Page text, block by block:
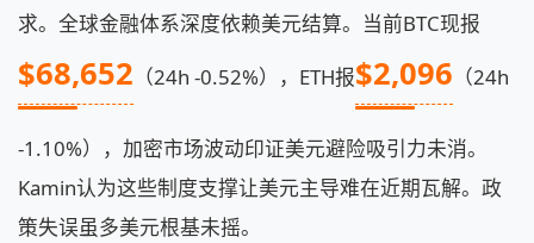
求。全球金融体系深度依赖美元结算。当前BTC现报
$68,652 （24h -0.52%），ETH报$2,096 （24h
-1.10%），加密市场波动印证美元避险吸引力未消。
Kamin认为这些制度支撑让美元主导难在近期瓦解。政
策失误虽多美元根基未摇。